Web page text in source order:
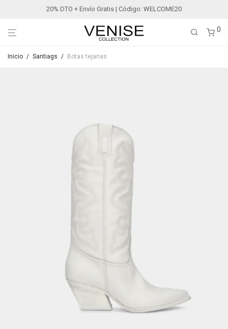
20% DTO + Envío Gratis | Código: WELCOME20
0
Inicio / Santiags / Botas tejanas